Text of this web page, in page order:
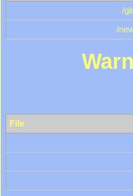
/
/
File